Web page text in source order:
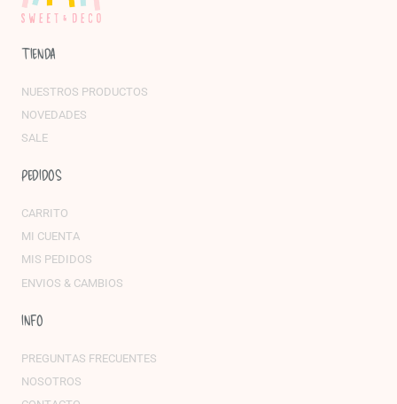
TIENDA
NUESTROS PRODUCTOS
NOVEDADES
SALE
PEDIDOS
CARRITO
MI CUENTA
MIS PEDIDOS
ENVIOS & CAMBIOS
INFO
PREGUNTAS FRECUENTES
NOSOTROS